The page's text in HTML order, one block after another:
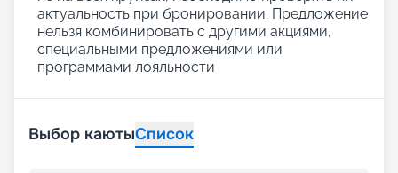
актуальность при бронировании. Предложение
нельзя комбинировать с другими акциями,
специальными предложениями или
программами лояльности
Выбор каютыСписок